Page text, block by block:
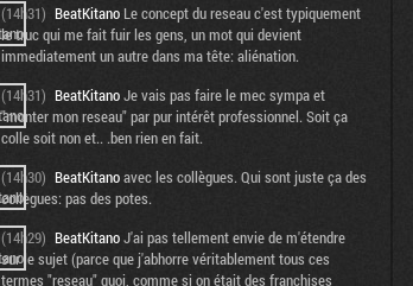
(14h31) BeatKitano Le concept du reseau c'est typiquement
le truc qui me fait fuir les gens, un mot qui devient
immediatement un autre dans ma tête: aliénation.
(14h31) BeatKitanoJe vais pas faire le mec sympa et
"monter mon reseau" par pur intérêt professionnel. Soit ça
colle soit non et.. .ben rien en fait.
(14h30) BeatKitanoavec les collègues. Qui sont juste ça des
collègues: pas des potes.
(14h29) BeatKitanoJ'ai pas tellement envie de m'étendre
sur le sujet (parce que j'abhorre véritablement tous ces
termes "reseau" quoi, comme si on était des franchises